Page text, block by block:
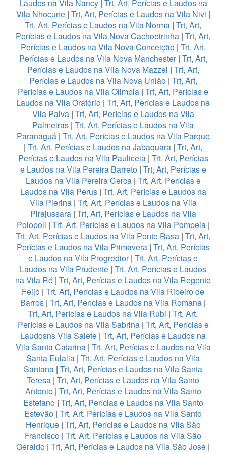
Laudos na Vila Nancy| Trt, Art, Perícias e Laudos na
Vila Nhocune| Trt, Art, Perícias e Laudos na Vila Nivi |
Trt, Art, Perícias e Laudos na Vila Norma | Trt, Art,
Perícias e Laudos na Vila Nova Cachoeirinha | Trt, Art,
Perícias e Laudos na Vila Nova Conceição| Trt, Art,
Perícias e Laudos na Vila Nova Manchester| Trt, Art,
Perícias e Laudos na Vila Nova Mazzei | Trt, Art,
Perícias e Laudos na Vila Nova União| Trt, Art,
Perícias e Laudos na Vila Olimpia | Trt, Art, Perícias e
Laudos na Vila Oratório | Trt, Art, Perícias e Laudos na
Vila Paiva| Trt, Art, Perícias e Laudos na Vila
Palmeiras | Trt, Art, Perícias e Laudos na Vila
Paranaguá| Trt, Art, Perícias e Laudos na Vila Parque
| Trt, Art, Perícias e Laudos na Jabaquara | Trt, Art,
Perícias e Laudos na Vila Pauliceia| Trt, Art, Perícias
e Laudos na Vila Pereira Barreto| Trt, Art, Perícias e
Laudos na Vila Pereira Cerca| Trt, Art, Perícias e
Laudos na Vila Perus| Trt, Art, Perícias e Laudos na
Vila Pierina| Trt, Art, Perícias e Laudos na Vila
Pirajussara| Trt, Art, Perícias e Laudos na Vila
Polopoli | Trt, Art, Perícias e Laudos na Vila Pompeia|
Trt, Art, Perícias e Laudos na Vila Ponte Rasa | Trt, Art,
Perícias e Laudos na Vila Primavera| Trt, Art, Perícias
e Laudos na Vila Progredior| Trt, Art, Perícias e
Laudos na Vila Prudente | Trt, Art, Perícias e Laudos
na Vila Ré | Trt, Art, Perícias e Laudos na Vila Regente
Feijó | Trt, Art, Perícias e Laudos na Vila Ribeiro de
Barros | Trt, Art, Perícias e Laudos na Vila Romana |
Trt, Art, Perícias e Laudos na Vila Rubi | Trt, Art,
Perícias e Laudos na Vila Sabrina| Trt, Art, Perícias e
Laudosns Vila Salete | Trt, Art, Perícias e Laudos na
Vila Santa Catarina| Trt, Art, Perícias e Laudos na Vila
Santa Eulalia | Trt, Art, Perícias e Laudos na Vila
Santana | Trt, Art, Perícias e Laudos na Vila Santa
Teresa | Trt, Art, Perícias e Laudos na Vila Santo
Antonio| Trt, Art, Perícias e Laudos na Vila Santo
Estefano| Trt, Art, Perícias e Laudos na Vila Santo
Estevão | Trt, Art, Perícias e Laudos na Vila Santo
Henrique| Trt, Art, Perícias e Laudos na Vila São
Francisco | Trt, Art, Perícias e Laudos na Vila São
Geraldo | Trt, Art, Perícias e Laudos na Vila São José |